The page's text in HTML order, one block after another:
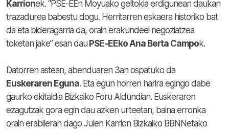
Karrionek. “PSE-EEn Moyuako geltokia erdigunean daukan
trazadurea babestu dogu. Herritarren eskaera historiko bat
da eta bideragarria da, orain erakundeei negoziatzea
toketan jake” esan dau PSE-EEko Ana Berta Campok.
Datorren astean, abenduaren 3an ospatuko da
Euskeraren Eguna. Eta egun horren harira egingo dabe
gaurko ekitaldia Bizkaiko Foru Aldundian. Euskeraren
ezagutzak gora egin dau azken urteetan, baina erronka
orain erabileran dago Julen Karrion Bizkaiko BBNNetako